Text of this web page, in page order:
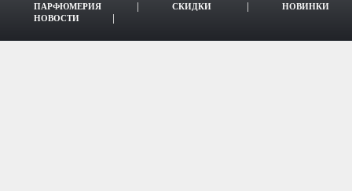
ПАРФЮМЕРИЯ СКИДКИ
НОВИНКИ
НОВОСТИ